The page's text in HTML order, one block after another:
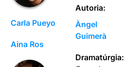
Carla Pueyo
Aina Ros
Autoria:
Àngel
Guimerà
Dramatúrgia: